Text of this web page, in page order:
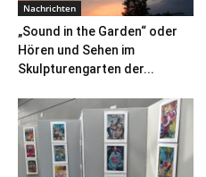
Nachrichten
„Sound in the Garden“ oder
Hören und Sehen im
Skulpturengarten der...